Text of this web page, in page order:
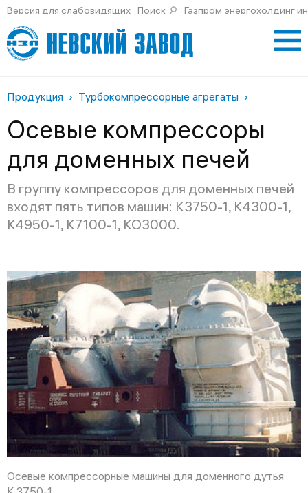
Версия для слабовидящих Поиск Газпром энергохолдинг
Продукция Турбокомпрессорные агрегаты
Осевые компрессоры
для доменных печей
В группу компрессоров для доменных печей
входят пять типов машин: К3750-1, К4300-1,
К4950-1, К7100-1, КО3000.
Осевые компрессорные машины для доменного дутья